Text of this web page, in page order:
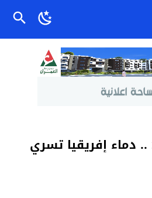
أحداث العام 2015 .. دماء إفريقيا تسري